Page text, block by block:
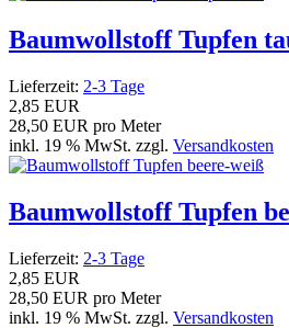
Baumwollstoff Tupfen
Lieferzeit: 2-3 Tage
2,85 EUR
28,50 EUR pro Meter
inkl. 19 % MwSt. zzgl. Versandkosten
Baumwollstoff Tupfen
Lieferzeit: 2-3 Tage
2,85 EUR
28,50 EUR pro Meter
inkl. 19 % MwSt. zzgl. Versandkosten